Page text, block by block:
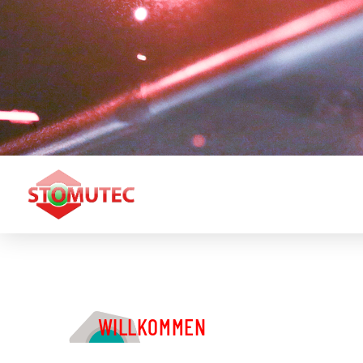
WILLKOMMEN